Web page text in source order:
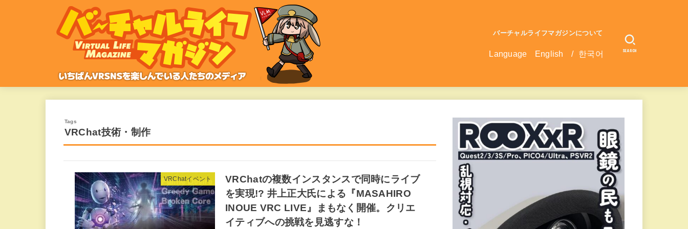
バーチャルライフマガジンについて
Language English / 한국어 SEARCH
VRChat技術・制作
VRChatイベント
VRChatの複数インスタンスで同時にライブ
を実現!? 井上正大氏による『MASAHIRO
INOUE VRC LIVE』まもなく開催。クリエ
イティブへの挑戦を見逃すな！